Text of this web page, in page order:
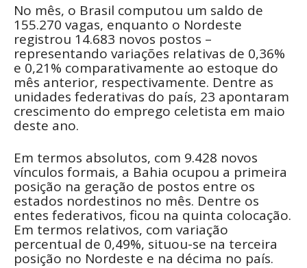
No mês, o Brasil computou um saldo de
155.270 vagas, enquanto o Nordeste
registrou 14.683 novos postos –
representando variações relativas de 0,36%
e 0,21% comparativamente ao estoque do
mês anterior, respectivamente. Dentre as
unidades federativas do país, 23 apontaram
crescimento do emprego celetista em maio
deste ano.
Em termos absolutos, com 9.428 novos
vínculos formais, a Bahia ocupou a primeira
posição na geração de postos entre os
estados nordestinos no mês. Dentre os
entes federativos, ficou na quinta colocação.
Em termos relativos, com variação
percentual de 0,49%, situou-se na terceira
posição no Nordeste e na décima no país.